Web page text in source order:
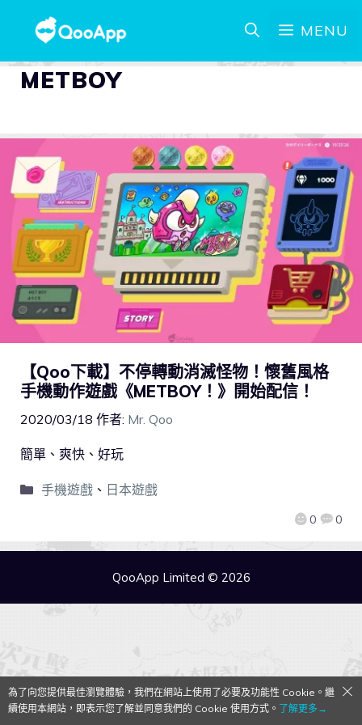
MENU
METBOY
【Qoo下載】不停轉動消滅怪物！懷舊風格
手機動作遊戲《METBOY！》開始配信！
2020/03/18 作者: Mr. Qoo
0 0
簡單、爽快、好玩
手機遊戲、 日本遊戲
QooApp Limited © 2026
為了向您提供最佳瀏覽體驗，我們在網站上使用了必要及功能性 Cookie。繼
續使用本網站，即表示您了解並同意我們的 Cookie 使用方式。 了解更多→